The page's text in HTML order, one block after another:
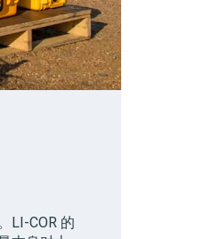
LI-COR 的